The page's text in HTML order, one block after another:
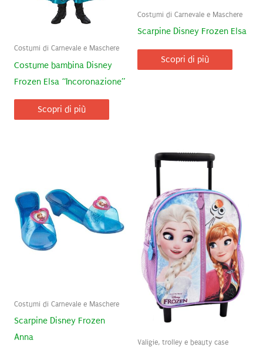
Costumi di Carnevale e Maschere
Costume bambina Disney
Frozen Elsa “Incoronazione”
Scopri di più
Costumi di Carnevale e Maschere
Scarpine Disney Frozen Elsa
Scopri di più
Costumi di Carnevale e Maschere
Scarpine Disney Frozen
Anna
Valigie, trolley e beauty case